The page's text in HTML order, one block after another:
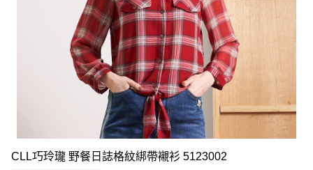
CLL巧玲瓏 野餐日誌格紋綁帶襯衫 5123002